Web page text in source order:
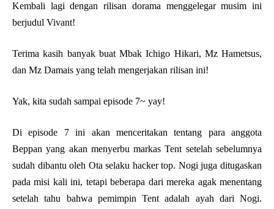
Kembali lagi dengan rilisan dorama menggelegar musim ini
berjudul Vivant!
Terima kasih banyak buat Mbak Ichigo Hikari, Mz Hametsus,
dan Mz Damais yang telah mengerjakan rilisan ini!
Yak, kita sudah sampai episode 7~ yay!
Di episode 7 ini akan menceritakan tentang para anggota
Beppan yang akan menyerbu markas Tent setelah sebelumnya
sudah dibantu oleh Ota selaku hacker top. Nogi juga ditugaskan
pada misi kali ini, tetapi beberapa dari mereka agak menentang
setelah tahu bahwa pemimpin Tent adalah ayah dari Nogi.